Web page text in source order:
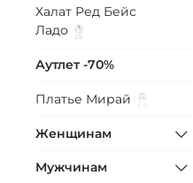
Халат Ред Бейс
Ладо
Аутлет -70%
Платье Мирай
Женщинам
Мужчинам